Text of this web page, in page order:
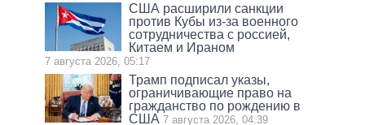
США расширили санкции
против Кубы из-за военного
сотрудничества с россией,
Китаем и Ираном
7 августа 2026, 05:17
Трамп подписал указы,
ограничивающие право на
гражданство по рождению в
США 7 августа 2026, 04:39